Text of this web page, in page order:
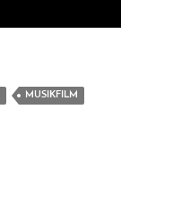
MUSIKFILM